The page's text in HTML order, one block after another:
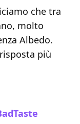
che tra
molto
Albedo.
più